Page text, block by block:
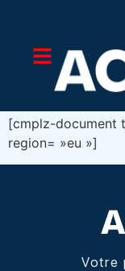
[cmplz-document
region= »eu »]
Votre